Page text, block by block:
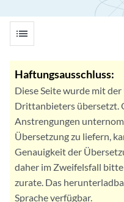
list
Haftungsausschluss:
Diese Seite wurde mit
Drittanbieters übersetzt.
Anstrengungen
Übersetzung zu liefern,
Genauigkeit der
daher im Zweifelsfall
zurate. Das
Sprache verfügbar.